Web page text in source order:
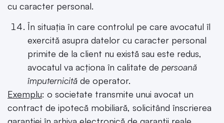
cu caracter personal.
În situația în care controlul pe care avocatul îl
exercită asupra datelor cu caracter personal
primite de la client nu există sau este redus,
avocatul va acționa în calitate de persoană
împuternicită de operator.
Exemplu: o societate transmite unui avocat un
contract de ipotecă mobiliară, solicitând înscrierea